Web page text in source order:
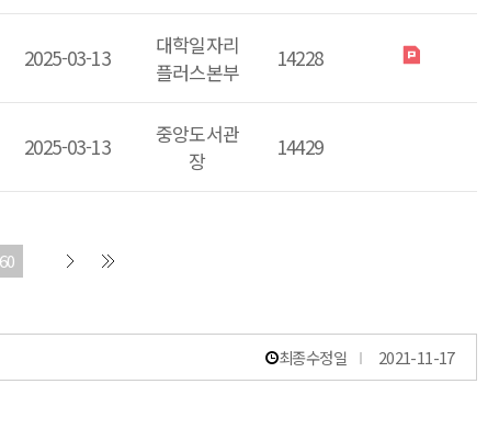
2025-03-13
대학일자리
플러스본부
14228
2025-03-13
중앙도서관
장
14429
60
최종수정일 2021-11-17